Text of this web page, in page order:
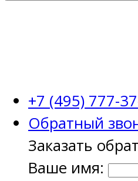
+7 (495) 777-
Обратный
Заказать
Ваше имя: